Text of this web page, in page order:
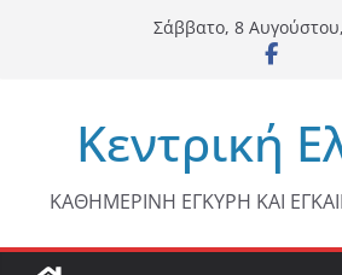
Σάββατο, 8
Κεντρική
ΚΑΘΗΜΕΡΙΝΗ ΕΓΚΥΡΗ ΚΑΙ